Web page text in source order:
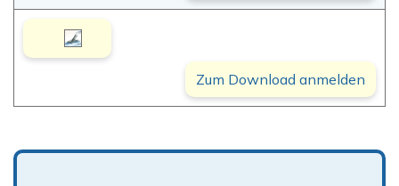
Zum Download anmelden